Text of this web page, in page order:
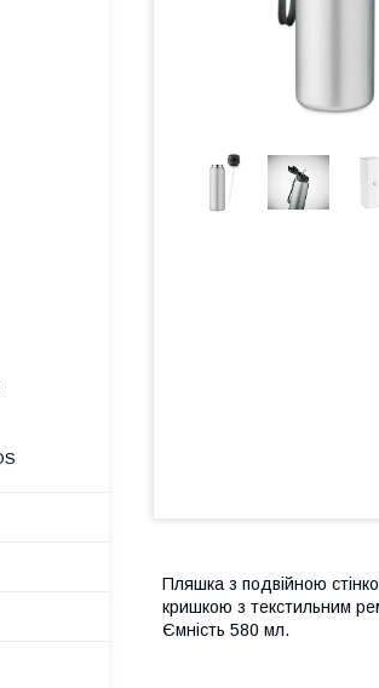
Пляшка з подвійною
кришкою з текстильним
Ємність 580 мл.